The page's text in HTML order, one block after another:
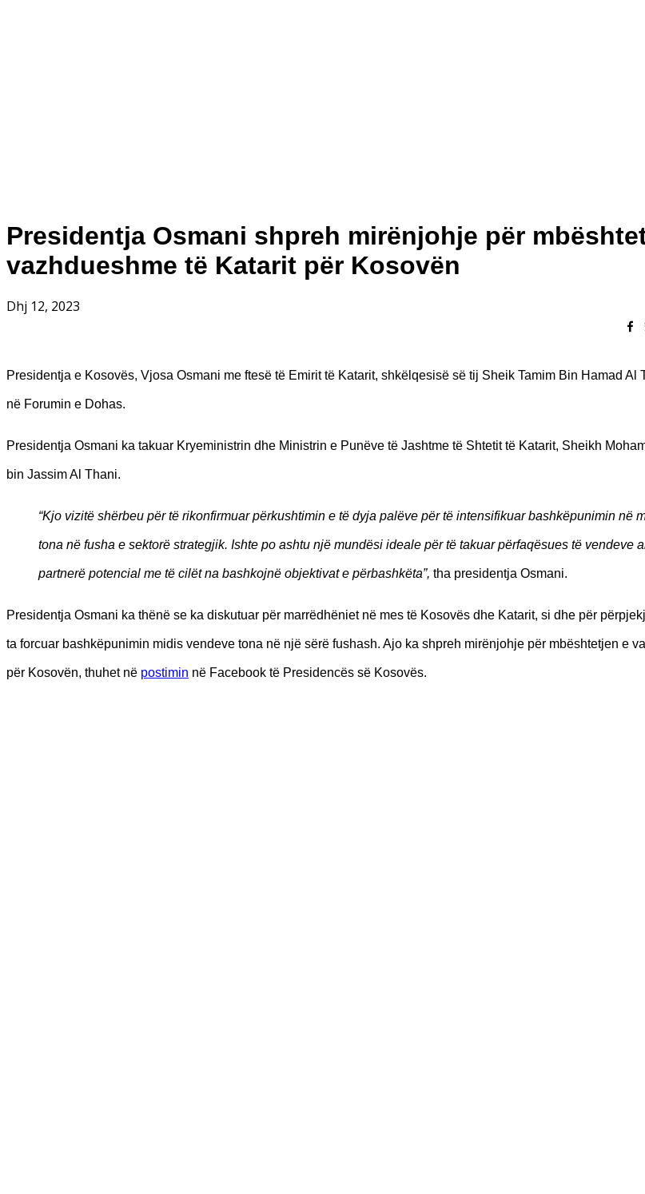
Presidentja Osmani shpreh mirënjohje për
vazhdueshme të Katarit për Kosovën
Dhj 12, 2023
Presidentja e Kosovës, Vjosa Osmani me ftesë të Emirit të Katarit, shkëlqesisë së tij Sheik Tamim Bin Hamad Al
në Forumin e Dohas.
Presidentja Osmani ka takuar Kryeministrin dhe Ministrin e Punëve të Jashtme të Shtetit të Katarit, Sheikh
bin Jassim Al Thani.
“Kjo vizitë shërbeu për të rikonfirmuar përkushtimin e të dyja palëve për të intensifikuar bashkëpunimin në
tona në fusha e sektorë strategjik. Ishte po ashtu një mundësi ideale për të takuar përfaqësues të vendeve
partnerë potencial me të cilët na bashkojnë objektivat e përbashkëta”, tha presidentja Osmani.
Presidentja Osmani ka thënë se ka diskutuar për marrëdhëniet në mes të Kosovës dhe Katarit, si dhe për
ta forcuar bashkëpunimin midis vendeve tona në një sërë fushash. Ajo ka shpreh mirënjohje për mbështetjen e
për Kosovën, thuhet në postimin në Facebook të Presidencës së Kosovës.